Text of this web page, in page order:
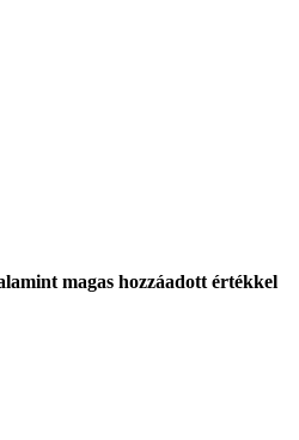
magas hozzáadott értékkel